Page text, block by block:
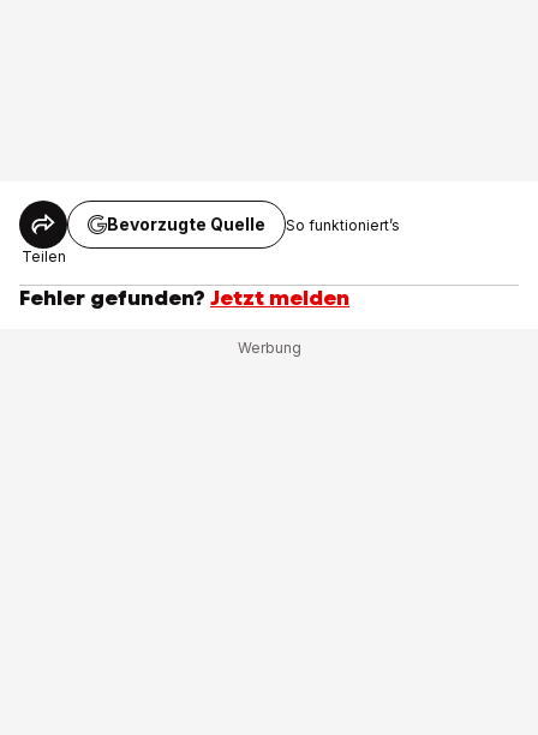
Teilen
Bevorzugte Quelle So funktioniert’s
Fehler gefunden? Jetzt melden